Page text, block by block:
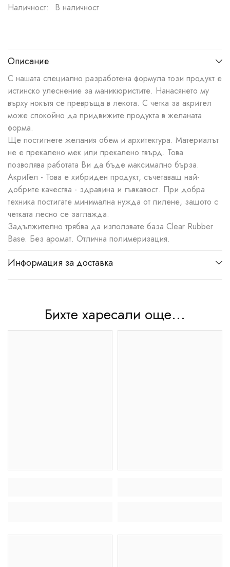
Наличност: В наличност
Описание
С нашата специално разработена формула този продукт е
истинско улеснение за маникюристите. Нанасянето му
върху нокътя се превръща в лекота. С четка за акригел
може спокойно да придвижите продукта в желаната
форма.
Ще постигнете желания обем и архитектура. Материалът
не е прекалено мек или прекалено твърд. Това
позволява работата Ви да бъде максимално бърза.
АкриГел - Това е хибриден продукт, съчетаващ най-
добрите качества - здравина и гъвкавост. При добра
техника постигате минимална нужда от пилене, защото с
четката лесно се заглажда.
Задължително трябва да използвате база Clear Rubber
Base. Без аромат. Отлична полимеризация.
Информация за доставка
Бихте харесали още...